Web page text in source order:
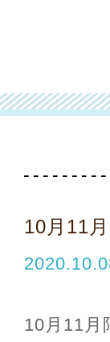
10月11
10月11月